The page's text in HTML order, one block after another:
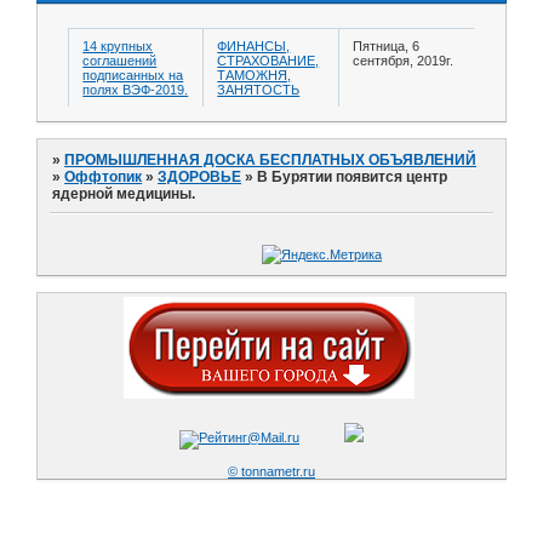
14 крупных
соглашений
подписанных на
полях ВЭФ-2019.
ФИНАНСЫ,
СТРАХОВАНИЕ,
ТАМОЖНЯ,
ЗАНЯТОСТЬ
Пятница, 6
сентября, 2019г.
»ПРОМЫШЛЕННАЯ ДОСКА БЕСПЛАТНЫХ ОБЪЯВЛЕНИЙ
»Оффтопик »ЗДОРОВЬЕ »В Бурятии появится центр
ядерной медицины.
© tonnametr.ru